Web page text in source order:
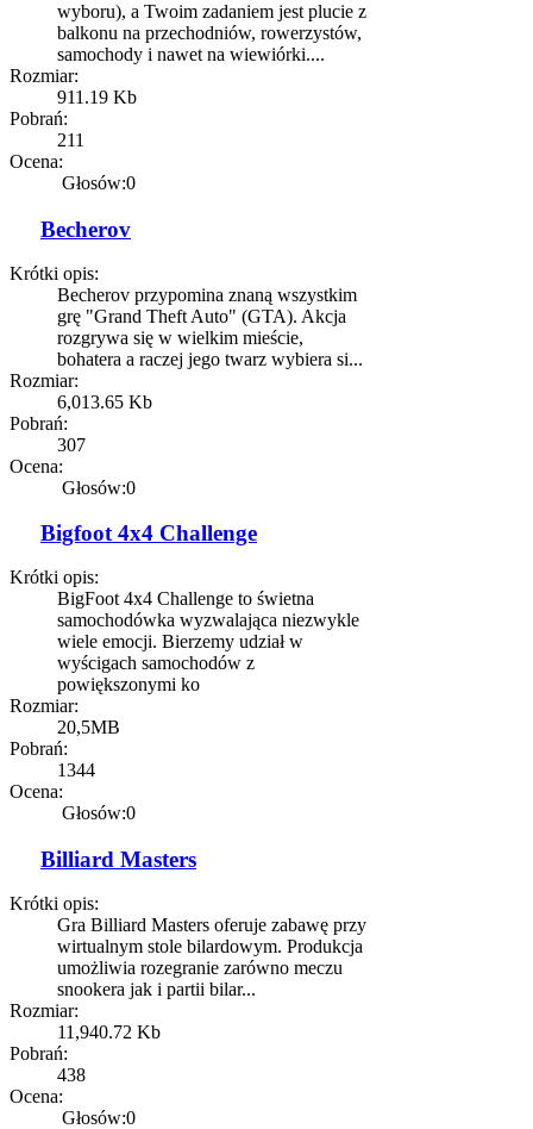
wyboru), a Twoim zadaniem jest plucie z
balkonu na przechodniów, rowerzystów,
samochody i nawet na wiewiórki....
Rozmiar:
911.19 Kb
Pobrań:
211
Ocena:
Głosów:0
Becherov
Krótki opis:
Becherov przypomina znaną wszystkim
grę "Grand Theft Auto" (GTA). Akcja
rozgrywa się w wielkim mieście,
bohatera a raczej jego twarz wybiera si...
Rozmiar:
6,013.65 Kb
Pobrań:
307
Ocena:
Głosów:0
Bigfoot 4x4 Challenge
Krótki opis:
BigFoot 4x4 Challenge to świetna
samochodówka wyzwalająca niezwykle
wiele emocji. Bierzemy udział w
wyścigach samochodów z
powiększonymi ko
Rozmiar:
20,5MB
Pobrań:
1344
Ocena:
Głosów:0
Billiard Masters
Krótki opis:
Gra Billiard Masters oferuje zabawę przy
wirtualnym stole bilardowym. Produkcja
umożliwia rozegranie zarówno meczu
snookera jak i partii bilar...
Rozmiar:
11,940.72 Kb
Pobrań:
438
Ocena:
Głosów:0